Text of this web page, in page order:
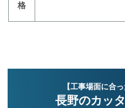
格
【工事場面に合
長野のカッ